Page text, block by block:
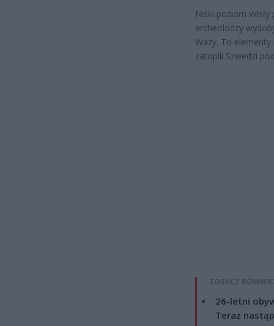
Niski poziom
archeolodzy
Wazy. To
zatopili Szwedzi
ZOBACZ
26-letni
Teraz